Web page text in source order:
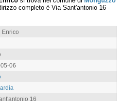
completo è Via Sant'antonio 16 -
Enrico
06
16